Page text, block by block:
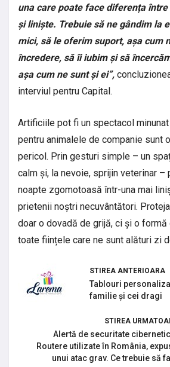
una care poate face diferența
și liniște. Trebuie să ne gândim la
mici, să le oferim suport, așa cum
încredere, să îi iubim și să
așa cum ne sunt și ei”,
interviul pentru Capital.
Artificiile pot fi un spectacol
pentru animalele de companie sunt
pericol. Prin gesturi simple – un
calm și, la nevoie, sprijin veterinar –
noapte zgomotoasă într-una mai
prietenii noștri necuvântători.
doar o dovadă de grijă, ci și o
toate ființele care ne sunt alături zi
STIREA ANTERIOARA
Tablouri
familie și cei dragi
STIREA
Alertă de securitate
Routere utilizate în România,
unui atac grav. Ce trebuie să